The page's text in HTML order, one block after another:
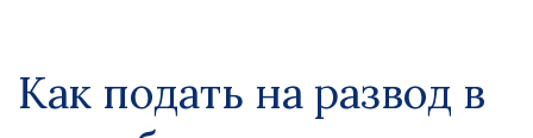
Как подать на развод в